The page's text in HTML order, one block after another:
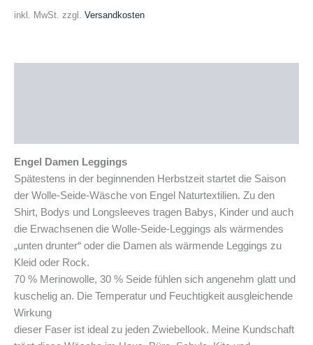
inkl. MwSt. zzgl. Versandkosten
Engel Damen Leggings
Spätestens in der beginnenden Herbstzeit startet die Saison
der Wolle-Seide-Wäsche von Engel Naturtextilien. Zu den
Shirt, Bodys und Longsleeves tragen Babys, Kinder und auch
die Erwachsenen die Wolle-Seide-Leggings als wärmendes
„unten drunter“ oder die Damen als wärmende Leggings zu
Kleid oder Rock.
70 % Merinowolle, 30 % Seide fühlen sich angenehm glatt und
kuschelig an. Die Temperatur und Feuchtigkeit ausgleichende
Wirkung
dieser Faser ist ideal zu jeden Zwiebellook. Meine Kundschaft